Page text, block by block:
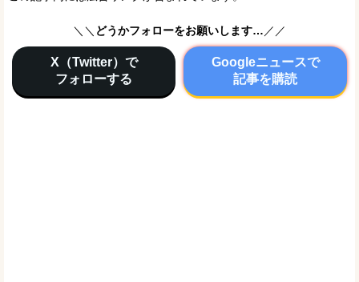
＼＼ どうかフォローをお願いします… ／／
X（Twitter）で
フォローする
Googleニュースで
記事を購読